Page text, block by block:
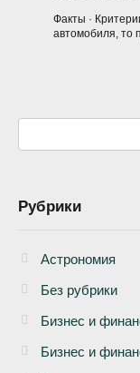
Факты ·
автомобиля, то
Рубрики
Астрономия
Без рубрики
Бизнеc и
Бизнес и